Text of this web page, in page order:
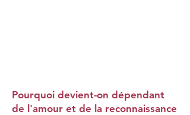
Pourquoi devient-on dépendant
de l'amour et de la reconnaissance